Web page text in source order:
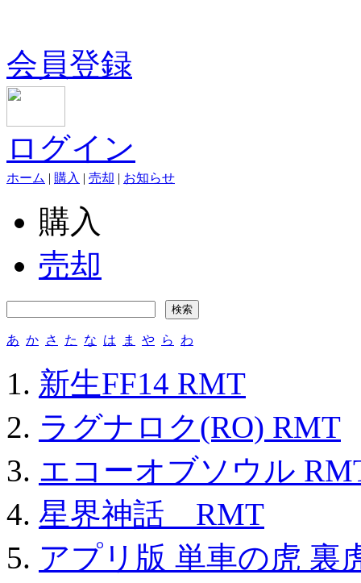
会員登録
ログイン
ホーム | 購入 | 売却 | お知らせ
購入
売却
あ か さ た な は ま や ら わ
新生FF14 RMT
ラグナロク(RO) RMT
エコーオブソウル
星界神話 RMT
アプリ版 単車の虎 裏